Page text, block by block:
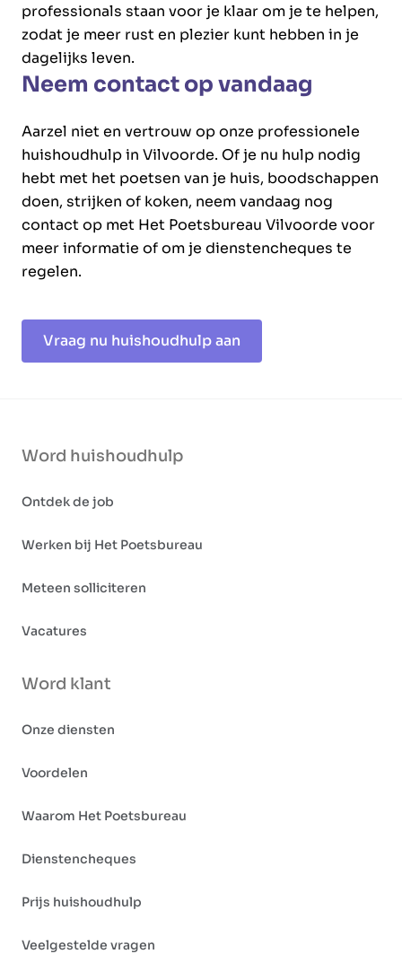
professionals staan voor je klaar om je te helpen,
zodat je meer rust en plezier kunt hebben in je
dagelijks leven.
Neem contact op vandaag
Aarzel niet en vertrouw op onze professionele
huishoudhulp in Vilvoorde. Of je nu hulp nodig
hebt met het poetsen van je huis, boodschappen
doen, strijken of koken, neem vandaag nog
contact op met Het Poetsbureau Vilvoorde voor
meer informatie of om je dienstencheques te
regelen.
Vraag nu huishoudhulp aan
Word huishoudhulp
Ontdek de job
Werken bij Het Poetsbureau
Meteen solliciteren
Vacatures
Word klant
Onze diensten
Voordelen
Waarom Het Poetsbureau
Dienstencheques
Prijs huishoudhulp
Veelgestelde vragen